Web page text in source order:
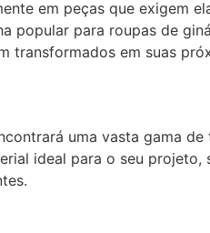
em peças que exigem
para roupas de
transformados em suas
uma vasta gama
ideal para o seu projeto,